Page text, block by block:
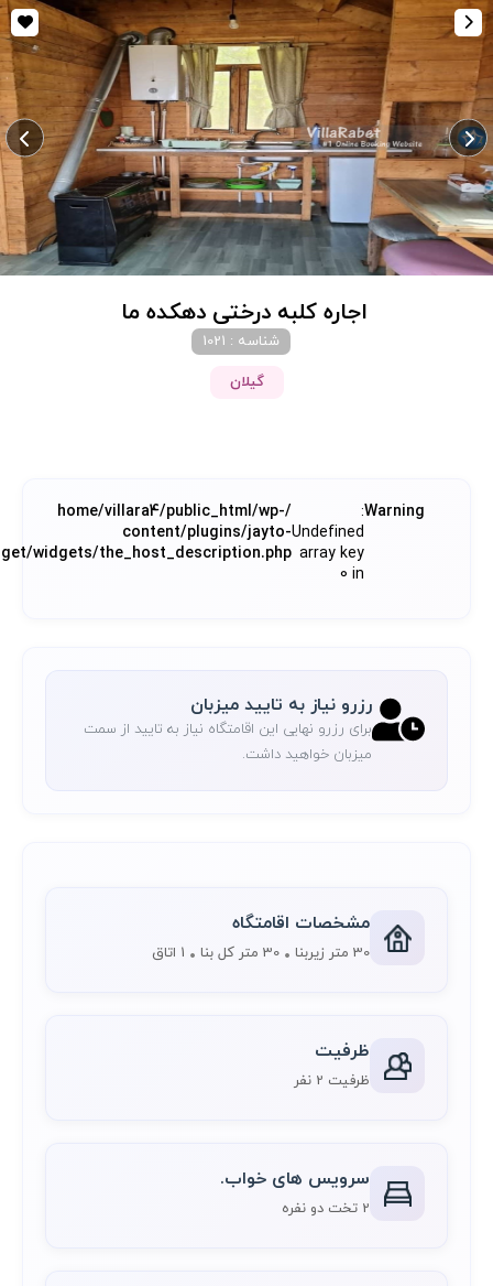
اجاره کلبه درختی دهکده ما
شناسه : 1021
گیلان
Warning
:
Undefined
array key
0 in
/home/villara4/public_html/wp-
content/plugins/jayto-
widgets/the_host_description.php
رزرو نیاز به تایید میزبان
برای رزرو نهایی این اقامتگاه نیاز به تایید از سمت
میزبان خواهید داشت.
مشخصات اقامتگاه
30 متر زیربنا 30 متر کل بنا 1 اتاق
ظرفیت
ظرفیت 2 نفر
سرویس های خواب.
2 تخت دو نفره